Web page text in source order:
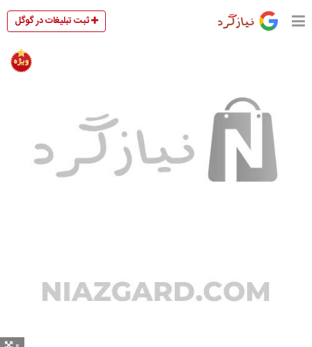
ثبت تبلیغات در گوگل